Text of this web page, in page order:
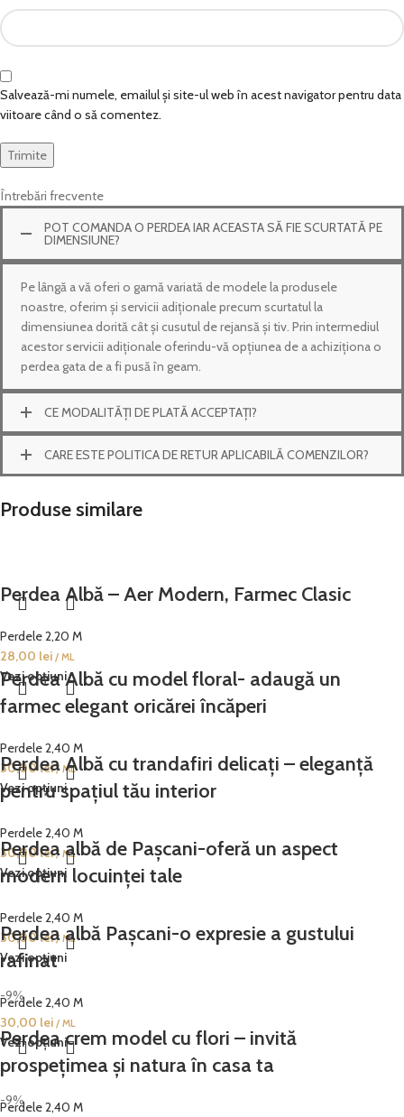
Salvează-mi numele, emailul și site-ul web în acest navigator pentru data
viitoare când o să comentez.
Întrebări frecvente
POT COMANDA O PERDEA IAR ACEASTA SĂ FIE SCURTATĂ PE
DIMENSIUNE?
Pe lângă a vă oferi o gamă variată de modele la produsele
noastre, oferim și servicii adiționale precum scurtatul la
dimensiunea dorită cât și cusutul de rejansă și tiv. Prin intermediul
acestor servicii adiționale oferindu-vă opțiunea de a achiziționa o
perdea gata de a fi pusă în geam.
CE MODALITĂȚI DE PLATĂ ACCEPTAȚI?
CARE ESTE POLITICA DE RETUR APLICABILĂ COMENZILOR?
Produse similare
Perdea Albă – Aer Modern, Farmec Clasic
Perdele 2,20 M
28,00 lei / ML
Vezi opțiuni
Perdea Albă cu model floral- adaugă un
farmec elegant oricărei încăperi
Perdele 2,40 M
30,00lei / ML
Vezi opțiuni
Perdea Albă cu trandafiri delicați – eleganță
pentru spațiul tău interior
Perdele 2,40 M
30,00lei / ML
Vezi opțiuni
Perdea albă de Pașcani-oferă un aspect
modern locuinței tale
Perdele 2,40 M
30,00lei / ML
Vezi opțiuni
Perdea albă Pașcani-o expresie a gustului
rafinat
Perdele 2,40 M
30,00 lei / ML
Vezi opțiuni
-9%
Perdea crem model cu flori – invită
prospețimea și natura în casa ta
Perdele 2,40 M
-9%